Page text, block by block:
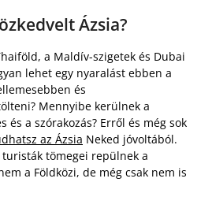
Ázsia?
a Maldív-szigetek és Dubai
lehet egy nyaralást ebben a
és
Mennyibe kerülnek a
és a szórakozás? Erről és még sok
az Ázsia Neked jóvoltából.
tömegei repülnek a
a Földközi, de még csak nem is